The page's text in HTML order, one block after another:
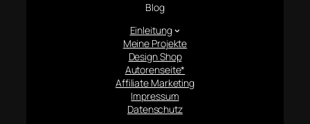
Blog
Einleitung
Meine Projekte
Design Shop
Autorenseite*
Affiliate Marketing
Impressum
Datenschutz